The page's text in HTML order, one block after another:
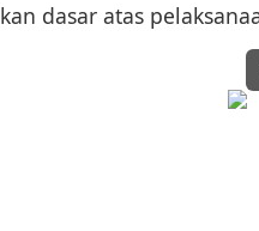
dasar atas